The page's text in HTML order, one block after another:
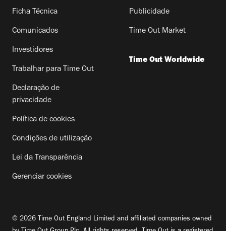
Ficha Técnica
Comunicados
Investidores
Trabalhar para Time Out
Declaração de
privacidade
Política de cookies
Condições de utilização
Lei da Transparência
Gerenciar cookies
Publicidade
Time Out Market
Time Out Worldwide
© 2026 Time Out England Limited and affiliated companies owned